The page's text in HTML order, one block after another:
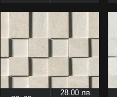
28.00 лв.